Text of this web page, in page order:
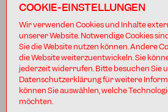
COOKIE-EINSTELLUNGEN
Wir verwenden Cookies und Inhalte
unserer Website. Notwendige Cookies
Sie die Website nutzen können. Andere
die Website weiterzuentwickeln. Sie
jederzeit widerrufen. Bitte besuchen Sie
Datenschutzerklärung für weitere
können Sie auswählen, welche
möchten.